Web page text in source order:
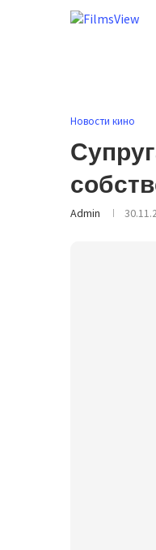
Новости кино
Admin